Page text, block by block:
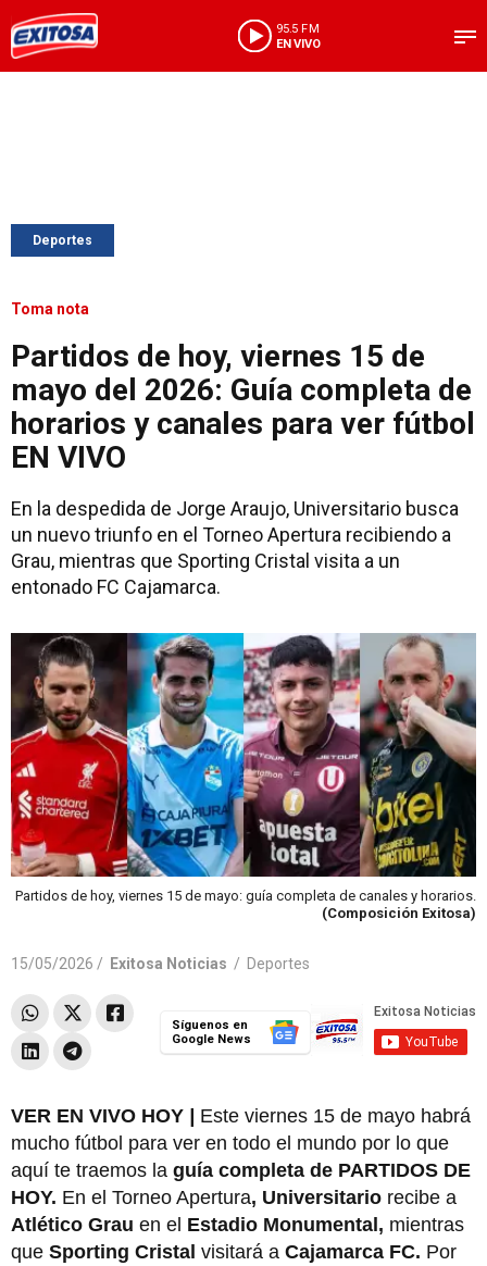
95.5 FM
EN VIVO
Deportes
Toma nota
Partidos de hoy, viernes 15 de
mayo del 2026: Guía completa de
horarios y canales para ver fútbol
EN VIVO
En la despedida de Jorge Araujo, Universitario busca
un nuevo triunfo en el Torneo Apertura recibiendo a
Grau, mientras que Sporting Cristal visita a un
entonado FC Cajamarca.
Partidos de hoy, viernes 15 de mayo: guía completa de canales y horarios.
(Composición Exitosa)
15/05/2026 / Exitosa Noticias / Deportes
Síguenos en
Google News
VER EN VIVO HOY | Este viernes 15 de mayo habrá
mucho fútbol para ver en todo el mundo por lo que
aquí te traemos la guía completa de PARTIDOS DE
HOY. En el Torneo Apertura, Universitario recibe a
Atlético Grau en el Estadio Monumental, mientras
que Sporting Cristal visitará a Cajamarca FC. Por